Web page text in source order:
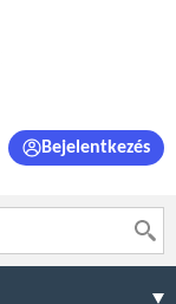
Bejelentkezés